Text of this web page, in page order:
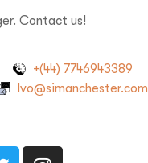
Contact us!
+(44) 7746943389
Ivo@simanchester.com